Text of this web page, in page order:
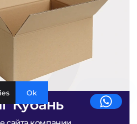
Кубань
Ok